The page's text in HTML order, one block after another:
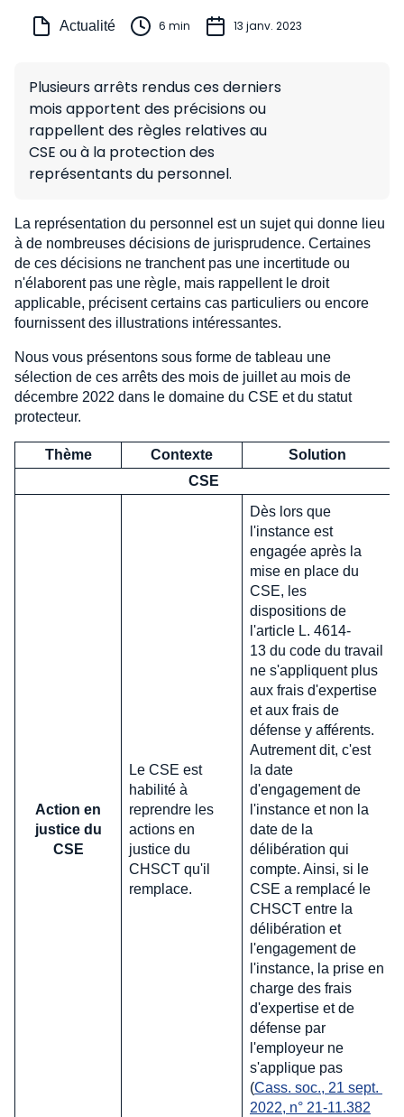
Actualité 6 min 13 janv. 2023
Plusieurs arrêts rendus ces derniers
mois apportent des précisions ou
rappellent des règles relatives au
CSE ou à la protection des
représentants du personnel.
La représentation du personnel est un sujet qui donne lieu
à de nombreuses décisions de jurisprudence. Certaines
de ces décisions ne tranchent pas une incertitude ou
n'élaborent pas une règle, mais rappellent le droit
applicable, précisent certains cas particuliers ou encore
fournissent des illustrations intéressantes.
Nous vous présentons sous forme de tableau une
sélection de ces arrêts des mois de juillet au mois de
décembre 2022 dans le domaine du CSE et du statut
protecteur.
Thème Contexte
Solution
CSE
Action en
justice du
CSE
Le CSE est
habilité à
reprendre les
actions en
justice du
CHSCT qu'il
remplace.
Dès lors que
l'instance est
engagée après la
mise en place du
CSE, les
dispositions de
l'article L. 4614-
13 du code du travail
ne s'appliquent plus
aux frais d'expertise
et aux frais de
défense y afférents.
Autrement dit, c'est
la date
d'engagement de
l'instance et non la
date de la
délibération qui
compte. Ainsi, si le
CSE a remplacé le
CHSCT entre la
délibération et
l'engagement de
l'instance, la prise en
charge des frais
d'expertise et de
défense par
l'employeur ne
s'applique pas
(Cass. soc., 21 sept.
2022, n° 21-11.382